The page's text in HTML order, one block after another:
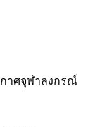
าศจุฬาลงกรณ์